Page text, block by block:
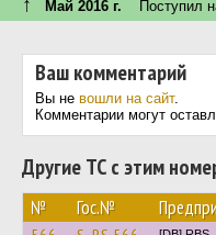
↑ Май 2016 г. Поступил
Ваш комментарий
Вы не вошли на сайт.
Комментарии могут
Другие ТС с этим
№ Гос.№